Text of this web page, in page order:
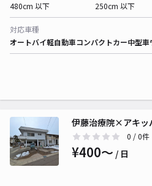
480cm 以下
250cm 以下
対応車種
オートバイ軽自動車コンパクトカー中型車
伊藤治療院×アキッ
0 / 0件
¥400〜 / 日